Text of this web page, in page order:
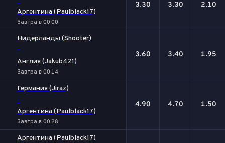
Аргентина (Paulblack17)
Завтра в 00:00
3.30 3.30 2.10
Нидерланды (Shooter)
-
Англия (Jakub421)
Завтра в 00:14
3.60 3.40 1.95
Германия (Jiraz)
-
Аргентина (Paulblack17)
Завтра в 00:28
4.90 4.70 1.50
Аргентина (Paulblack17)